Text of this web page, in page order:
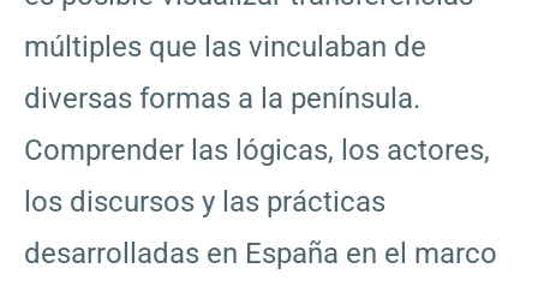
múltiples que las vinculaban de
diversas formas a la península.
Comprender las lógicas, los actores,
los discursos y las prácticas
desarrolladas en España en el marco